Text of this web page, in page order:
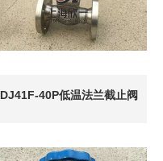
DJ41F-40P低温法兰截止阀